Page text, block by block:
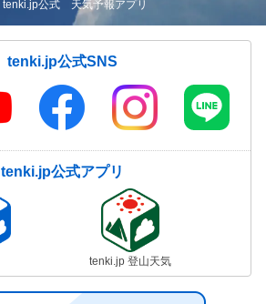
tenki.jp公式 天気予報アプリ
tenki.jp公式SNS
tenki.jp公式アプリ
tenki.jp 登山天気